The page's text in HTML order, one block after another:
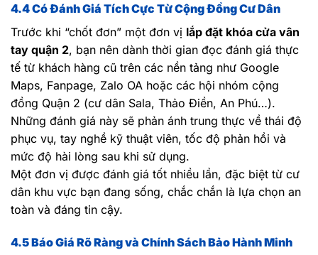
4.4 Có Đánh Giá Tích Cực Từ Cộng Đồng Cư Dân
Trước khi “chốt đơn” một đơn vị lắp đặt khóa cửa vân
tay quận 2, bạn nên dành thời gian đọc đánh giá thực
tế từ khách hàng cũ trên các nền tảng như Google
Maps, Fanpage, Zalo OA hoặc các hội nhóm cộng
đồng Quận 2 (cư dân Sala, Thảo Điền, An Phú…).
Những đánh giá này sẽ phản ánh trung thực về thái độ
phục vụ, tay nghề kỹ thuật viên, tốc độ phản hồi và
mức độ hài lòng sau khi sử dụng.
Một đơn vị được đánh giá tốt nhiều lần, đặc biệt từ cư
dân khu vực bạn đang sống, chắc chắn là lựa chọn an
toàn và đáng tin cậy.
4.5 Báo Giá Rõ Ràng và Chính Sách Bảo Hành Minh